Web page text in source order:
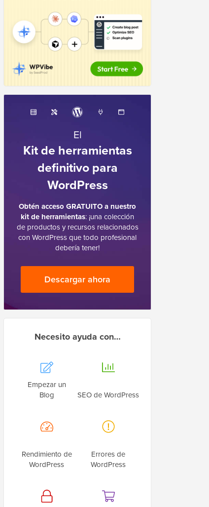
El
Kit de herramientas
definitivo para
WordPress
Obtén acceso GRATUITO a nuestro
kit de herramientas: ¡una colección
de productos y recursos relacionados
con WordPress que todo profesional
debería tener!
Descargar ahora
Necesito ayuda con…
Empezar un
Blog
SEO de WordPress
Rendimiento de
WordPress
Errores de
WordPress